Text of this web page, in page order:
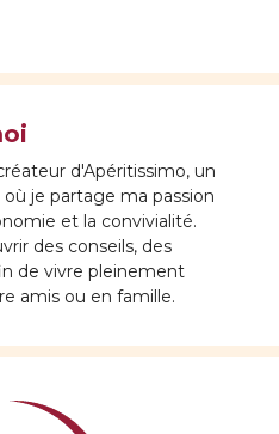
d'Apéritissimo, un
je partage ma passion
et la convivialité.
des conseils, des
de vivre pleinement
amis ou en famille.